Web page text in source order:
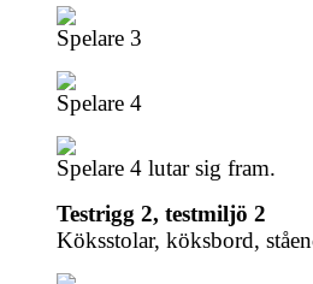
Spelare 3
Spelare 4
Spelare 4 lutar sig fram.
Testrigg 2, testmiljö 2
Köksstolar, köksbord,